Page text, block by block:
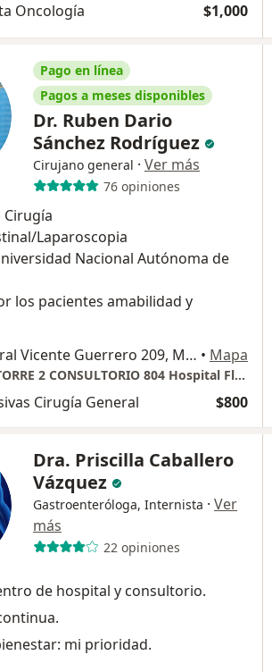
Oncología $1,000
Pago en línea
Pagos a meses disponibles
Dr. Ruben Dario
Sánchez Rodríguez
Cirujano general · Ver más
76 opiniones
Cirugía
Laparoscopia
Nacional Autónoma de
los pacientes amabilidad y
Paseo General Vicente Guerrero 209, MZ 040, Morelos Primera Seccion, Toluca, Mex. Mexico, Toluca • Mapa
Consultorio TORRE 2 CONSULTORIO 804 Hospital Florencia
Cirugía General $800
Dra. Priscilla Caballero
Vázquez
Gastroenteróloga, Internista · Ver
más
22 opiniones
de hospital y consultorio.
mi prioridad.